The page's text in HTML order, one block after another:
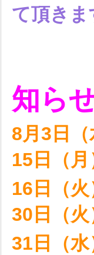
て頂きま
定
知らせ
8月3日（
15日（月
16日（火
30日（火
31日（水